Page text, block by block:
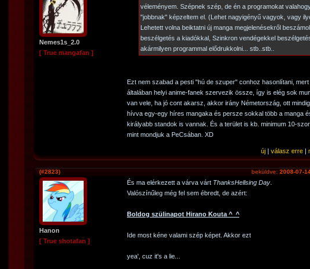
Nemes1s_2.0
[ True mangafan ]
véleményem. Szépnek szép, de én a programokat
"jobbnak" képzeltem el. (Lehet nagyigényű vagyok, vagy
Lehetett volna beiktatni új manga megjelenésekről
beszélgetés a kiadókkal, Szinkron vendégekkel
akármilyen programmal elődrukkolni... stb..stb..
Ezt nem szabad a pesti "hú de szuper" conhoz hasonlítani,
általában helyi anime-fanek szervezik össze, így is elég sok
van vele, ha jó cont akarsz, akkor irány Németország, ott
hívva egy-egy híres mangaka és persze sokkal több a manga
királyabb standok is vannak. És a terület is kb. minimum 10-
mint mondjuk a PeCsában. XD
új | válasz erre |
beküldve: 2008-07-
(#2823)
Hanon
[ True shotafan ]
És ma elérkezett a várva várt ThanksHellsing Day
Valószínűleg még fel sem ébredt, de azért:
Boldog szülinapot Hirano Kouta ^_^
Ide most kéne valami szép képet. Akkor ezt
yea', cuz it's a lie...